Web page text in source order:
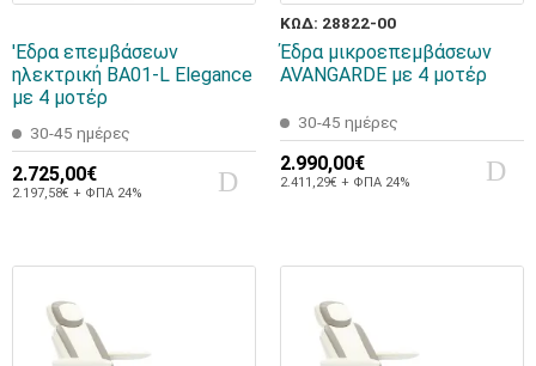
'Εδρα επεμβάσεων
ηλεκτρική BA01-L Elegance
με 4 μοτέρ
30-45 ημέρες
2.725,00€
2.197,58€ + ΦΠΑ 24%
ΚΩΔ: 28822-00
Έδρα μικροεπεμβάσεων
AVANGARDE με 4 μοτέρ
30-45 ημέρες
2.990,00€
2.411,29€ + ΦΠΑ 24%